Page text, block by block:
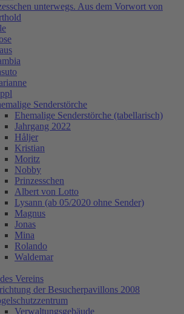
unterwegs. Aus dem Vorwort von
Senderstörche
Ehemalige Senderstörche (tabellarisch)
Jahrgang 2022
Håljer
Kristian
Moritz
Nobby
Prinzesschen
Albert von Lotto
Lysann (ab 05/2020 ohne Sender)
Magnus
Jonas
Mina
Rolando
Waldemar
Vereins
der Besucherpavillons 2008
Verwaltungsgebäude